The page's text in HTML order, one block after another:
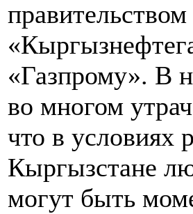
«Газпрому». В
во многом
что в условиях
Кыргызстане
могут быть